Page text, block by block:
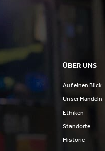
ÜBER UNS
Auf einen Blick
Unser Handeln
Ethiken
Standorte
Historie